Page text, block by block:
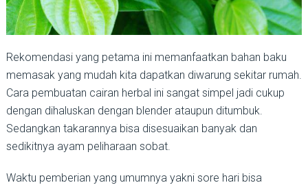
Rekomendasi yang petama ini memanfaatkan bahan baku
memasak yang mudah kita dapatkan diwarung sekitar rumah.
Cara pembuatan cairan herbal ini sangat simpel jadi cukup
dengan dihaluskan dengan blender ataupun ditumbuk.
Sedangkan takarannya bisa disesuaikan banyak dan
sedikitnya ayam peliharaan sobat.
Waktu pemberian yang umumnya yakni sore hari bisa